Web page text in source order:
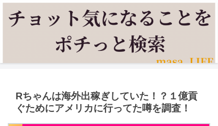
Rちゃんは海外出稼ぎしていた！？１億貢
ぐためにアメリカに行ってた噂を調査！